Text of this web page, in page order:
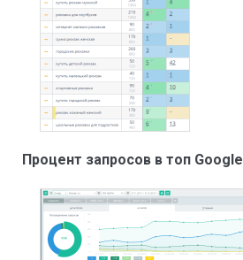
Процент запросов в топ Google